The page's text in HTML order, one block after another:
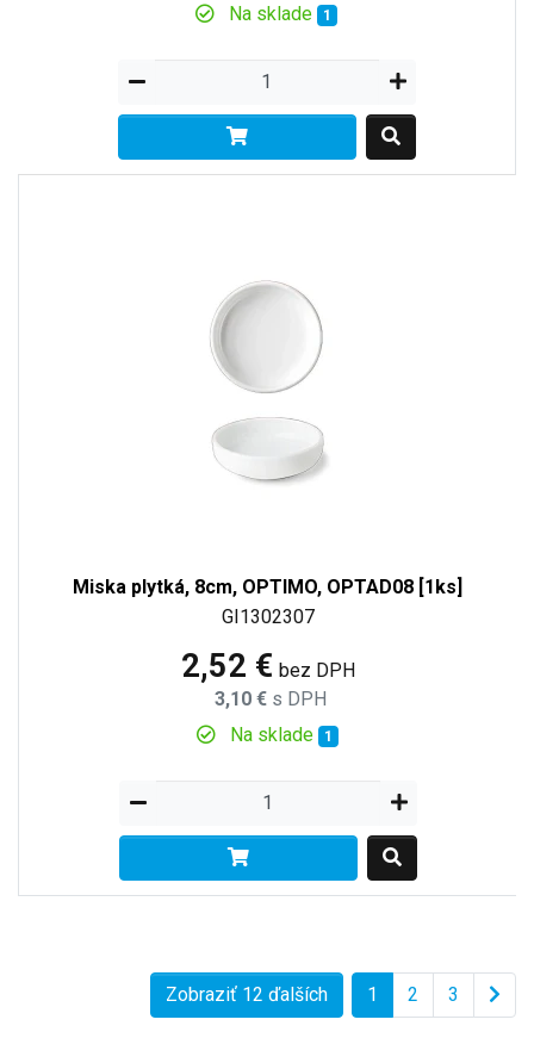
Na sklade 1
Miska plytká, 8cm, OPTIMO, OPTAD08 [1ks]
GI1302307
2,52 € bez DPH
3,10 € s DPH
Na sklade 1
Zobraziť 12 ďalších 1 2 3